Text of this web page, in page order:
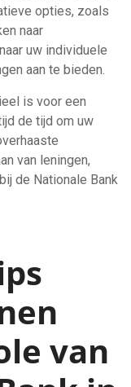
opties, zoals
naar
uw individuele
aan te bieden.
is voor een
de tijd om uw
van leningen,
de Nationale Bank
van